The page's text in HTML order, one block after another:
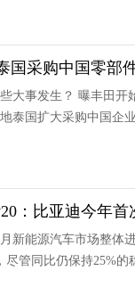
国采购中国零部
大事发生？ 曝丰田
泰国扩大采购中国企
：比亚迪今年首
新能源汽车市场整体
尽管同比仍保持25%